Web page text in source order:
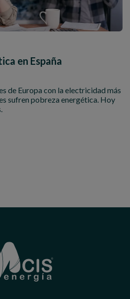
en España
de Europa con la electricidad más
sufren pobreza energética. Hoy